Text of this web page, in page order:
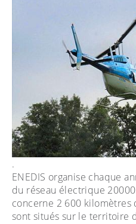
.
ENEDIS organise chaque
du réseau électrique
concerne 2 600 kilomètres
sont situés sur le territoire